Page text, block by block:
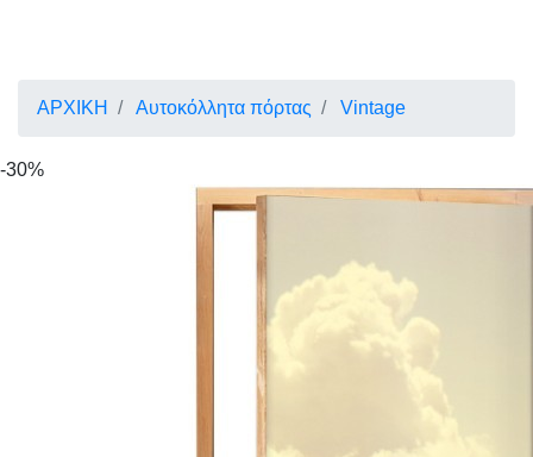
ΑΡΧΙΚΗ Αυτοκόλλητα πόρτας Vintage
-30%